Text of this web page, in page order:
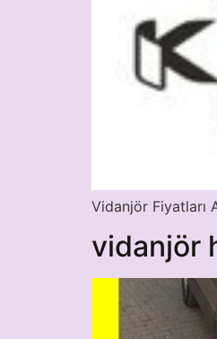
Vidanjör Fiyatları
vidanjör